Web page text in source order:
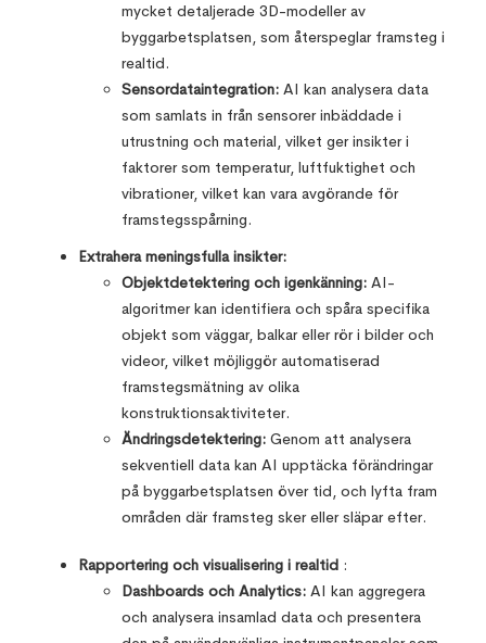
mycket detaljerade 3D-modeller av
byggarbetsplatsen, som återspeglar framsteg i
realtid.
Sensordataintegration: AI kan analysera data
som samlats in från sensorer inbäddade i
utrustning och material, vilket ger insikter i
faktorer som temperatur, luftfuktighet och
vibrationer, vilket kan vara avgörande för
framstegsspårning.
Extrahera meningsfulla insikter:
Objektdetektering och igenkänning: AI-
algoritmer kan identifiera och spåra specifika
objekt som väggar, balkar eller rör i bilder och
videor, vilket möjliggör automatiserad
framstegsmätning av olika
konstruktionsaktiviteter.
Ändringsdetektering: Genom att analysera
sekventiell data kan AI upptäcka förändringar
på byggarbetsplatsen över tid, och lyfta fram
områden där framsteg sker eller släpar efter.
Rapportering och visualisering i realtid :
Dashboards och Analytics: AI kan aggregera
och analysera insamlad data och presentera